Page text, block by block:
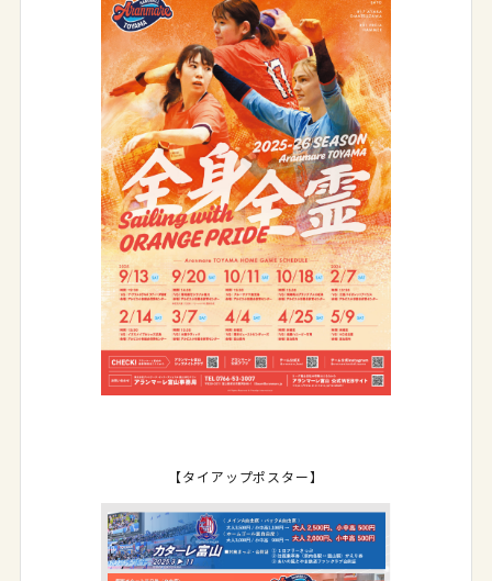
【タイアップポスター】